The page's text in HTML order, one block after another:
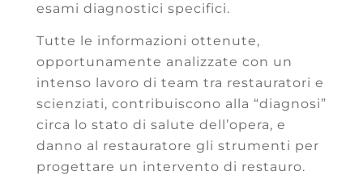
esami diagnostici specifici.
Tutte le informazioni ottenute,
opportunamente analizzate con un
intenso lavoro di team tra restauratori e
scienziati, contribuiscono alla “diagnosi”
circa lo stato di salute dell’opera, e
danno al restauratore gli strumenti per
progettare un intervento di restauro.